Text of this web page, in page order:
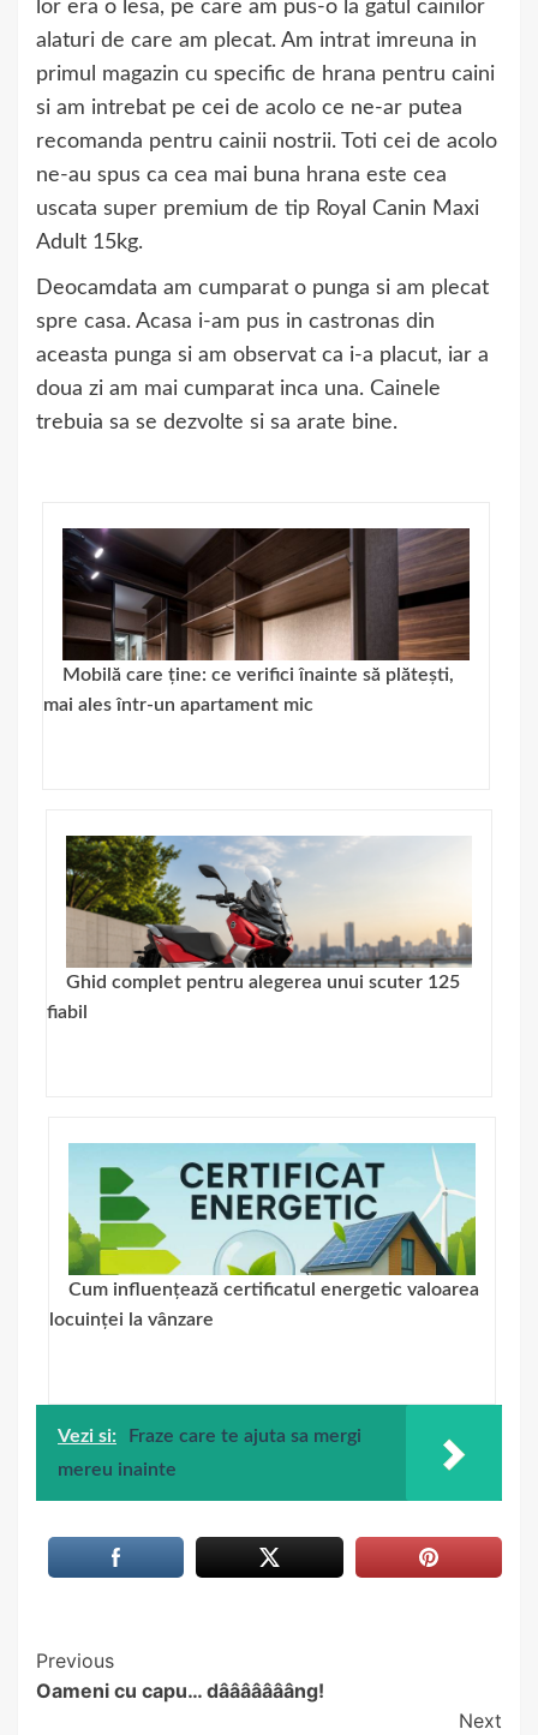
lor era o lesa, pe care am pus-o la gatul cainilor
alaturi de care am plecat. Am intrat imreuna in
primul magazin cu specific de hrana pentru caini
si am intrebat pe cei de acolo ce ne-ar putea
recomanda pentru cainii nostrii. Toti cei de acolo
ne-au spus ca cea mai buna hrana este cea
uscata super premium de tip Royal Canin Maxi
Adult 15kg.
Deocamdata am cumparat o punga si am plecat
spre casa. Acasa i-am pus in castronas din
aceasta punga si am observat ca i-a placut, iar a
doua zi am mai cumparat inca una. Cainele
trebuia sa se dezvolte si sa arate bine.
Mobilă care ține: ce verifici înainte să plătești,
mai ales într-un apartament mic
Ghid complet pentru alegerea unui scuter 125
fiabil
Cum influențează certificatul energetic valoarea
locuinței la vânzare
Vezi si:
Fraze care te ajuta sa mergi
mereu inainte
Continue
Reading
Previous
Oameni cu capu… dâââââââng!
Next